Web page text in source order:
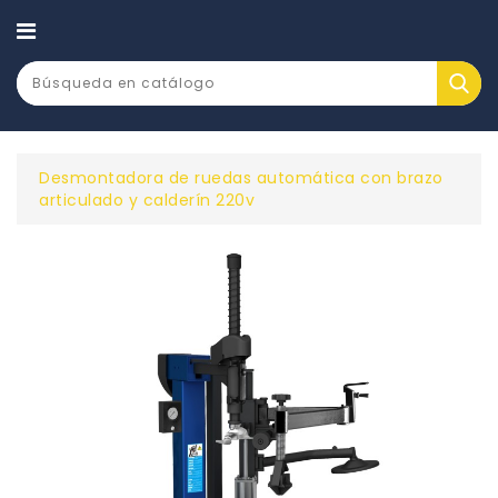
CATEGORÍA
Desmontadora de ruedas automática con brazo
articulado y calderín 220v